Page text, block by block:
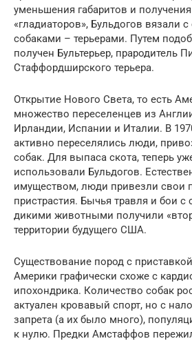
уменьшения габаритов и
«гладиаторов», Бульдогов вязали
собаками – терьерами. Путем
получен Бультерьер, прародитель
Стаффордширского терьера.
Открытие Нового Света, то есть
множество переселенцев из
Ирландии, Испании и Италии. В
активно переселялись люди,
собак. Для выпаса скота, теперь
использовали Бульдогов.
имуществом, люди привезли свои
пристрастия. Бычья травля и бои с
дикими животными получили
территории будущего США.
Существование пород с
Америки графически схоже с
ипохондрика. Количество собак
актуален кровавый спорт, но с
запрета (а их было много),
к нулю. Предки Амстаффов